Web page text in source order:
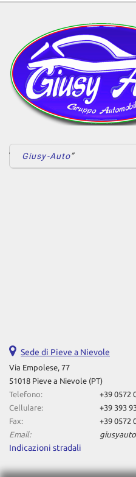
Giusy-Auto
Sede di Pieve a Nievole
Via Empolese, 77
51018 Pieve a Nievole (PT)
Telefono:
+39 0572
Cellulare:
+39 393
Fax:
+39 0572
Email:
Indicazioni stradali